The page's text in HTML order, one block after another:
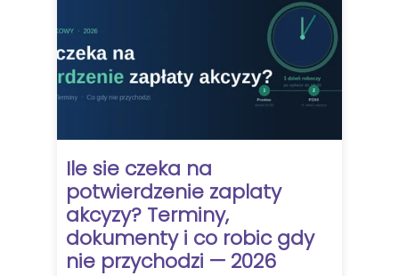
Ile sie czeka na
potwierdzenie zaplaty
akcyzy? Terminy,
dokumenty i co robic gdy
nie przychodzi — 2026